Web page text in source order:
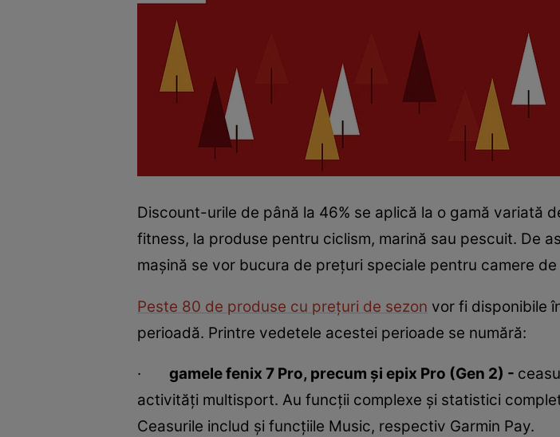
Discount-urile de până la 46% se aplică la o gamă variată
fitness, la produse pentru ciclism, marină sau pescuit. De
mașină se vor bucura de prețuri speciale pentru camere
Peste 80 de produse cu prețuri de sezon vor fi disponibile
perioadă. Printre vedetele acestei perioade se numără:
· gamele fenix 7 Pro, precum și epix Pro (Gen 2) -
activităţi multisport. Au funcţii complexe și statistici
Ceasurile includ și funcțiile Music, respectiv Garmin Pay.